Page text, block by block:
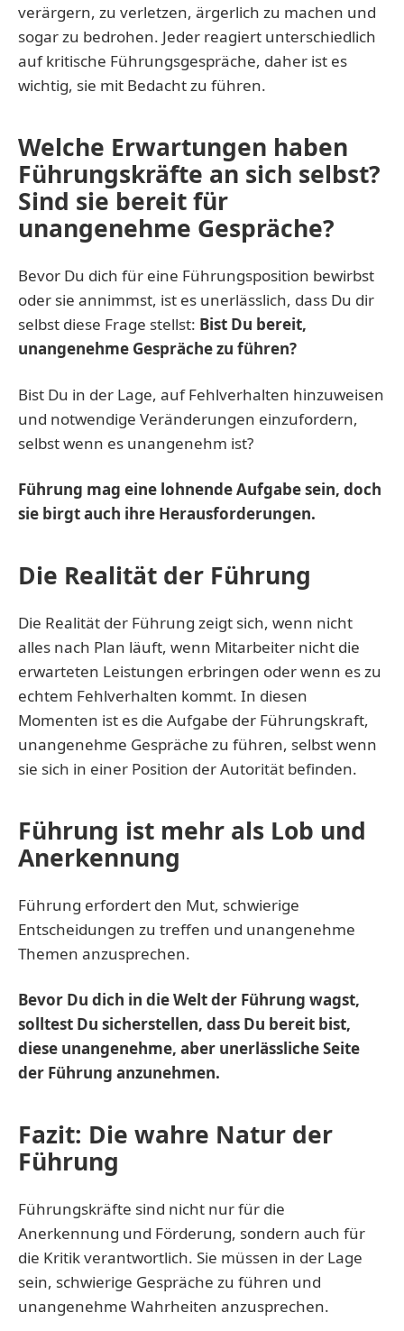
verärgern, zu verletzen, ärgerlich zu machen und
sogar zu bedrohen. Jeder reagiert unterschiedlich
auf kritische Führungsgespräche, daher ist es
wichtig, sie mit Bedacht zu führen.
Welche Erwartungen haben
Führungskräfte an sich selbst?
Sind sie bereit für
unangenehme Gespräche?
Bevor Du dich für eine Führungsposition bewirbst
oder sie annimmst, ist es unerlässlich, dass Du dir
selbst diese Frage stellst: Bist Du bereit,
unangenehme Gespräche zu führen?
Bist Du in der Lage, auf Fehlverhalten hinzuweisen
und notwendige Veränderungen einzufordern,
selbst wenn es unangenehm ist?
Führung mag eine lohnende Aufgabe sein, doch
sie birgt auch ihre Herausforderungen.
Die Realität der Führung
Die Realität der Führung zeigt sich, wenn nicht
alles nach Plan läuft, wenn Mitarbeiter nicht die
erwarteten Leistungen erbringen oder wenn es zu
echtem Fehlverhalten kommt. In diesen
Momenten ist es die Aufgabe der Führungskraft,
unangenehme Gespräche zu führen, selbst wenn
sie sich in einer Position der Autorität befinden.
Führung ist mehr als Lob und
Anerkennung
Führung erfordert den Mut, schwierige
Entscheidungen zu treffen und unangenehme
Themen anzusprechen.
Bevor Du dich in die Welt der Führung wagst,
solltest Du sicherstellen, dass Du bereit bist,
diese unangenehme, aber unerlässliche Seite
der Führung anzunehmen.
Fazit: Die wahre Natur der
Führung
Führungskräfte sind nicht nur für die
Anerkennung und Förderung, sondern auch für
die Kritik verantwortlich. Sie müssen in der Lage
sein, schwierige Gespräche zu führen und
unangenehme Wahrheiten anzusprechen.